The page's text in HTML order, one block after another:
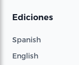
Ediciones
Spanish
English